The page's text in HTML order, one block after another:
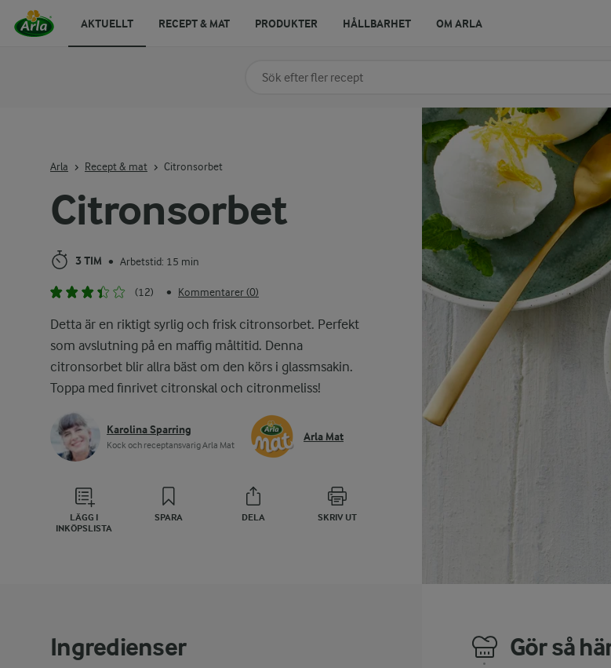
Citronsorbet
3 TIM • Arbetstid: 15 min
(12) • Kommentarer (0)
Detta är en riktigt syrlig och frisk citronsorbet. Perfekt
som avslutning på en maffig måltitid. Denna
citronsorbet blir allra bäst om den körs i glassmsakin.
Toppa med finrivet citronskal och citronmeliss!
Karolina Sparring
Kock och receptansvarig Arla Mat
Arla Mat
LÄGG I
INKÖPSLISTA
SPARA DELA SKRIV UT
Arla Recept & mat Citronsorbet
Ingredienser Gör så
Sök på kategori eller ingrediens
AKTUELLT RECEPT & MAT PRODUKTER HÅLLBARHET OM ARLA